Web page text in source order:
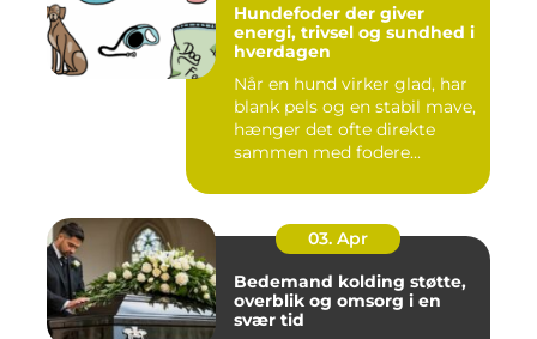
Hundefoder der giver
energi, trivsel og sundhed i
hverdagen
Når en hund virker glad, har
blank pels og en stabil mave,
hænger det ofte direkte
sammen med fodere...
03. Apr
Bedemand kolding støtte,
overblik og omsorg i en
svær tid